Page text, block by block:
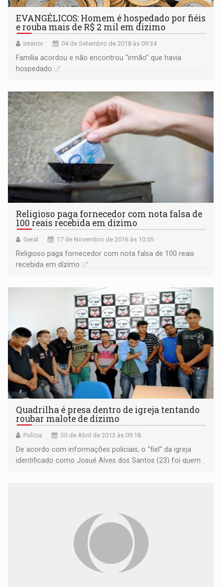
EVANGÉLICOS: Homem é hospedado por fiéis
e rouba mais de R$ 2 mil em dízimo
Interior 04 de Setembro de 2018 às 09:34
Família acordou e não encontrou “irmão” que havia
hospedado
Religioso paga fornecedor com nota falsa de
100 reais recebida em dízimo
Geral 17 de Novembro de 2016 às 10:55
Religioso paga fornecedor com nota falsa de 100 reais
recebida em dízimo
Quadrilha é presa dentro de igreja tentando
roubar malote de dízimo
Polícia 30 de Abril de 2013 às 09:18
De acordo com informações policiais, o “fiel” da igreja
identificado como Josué Alves dos Santos (23) foi quem